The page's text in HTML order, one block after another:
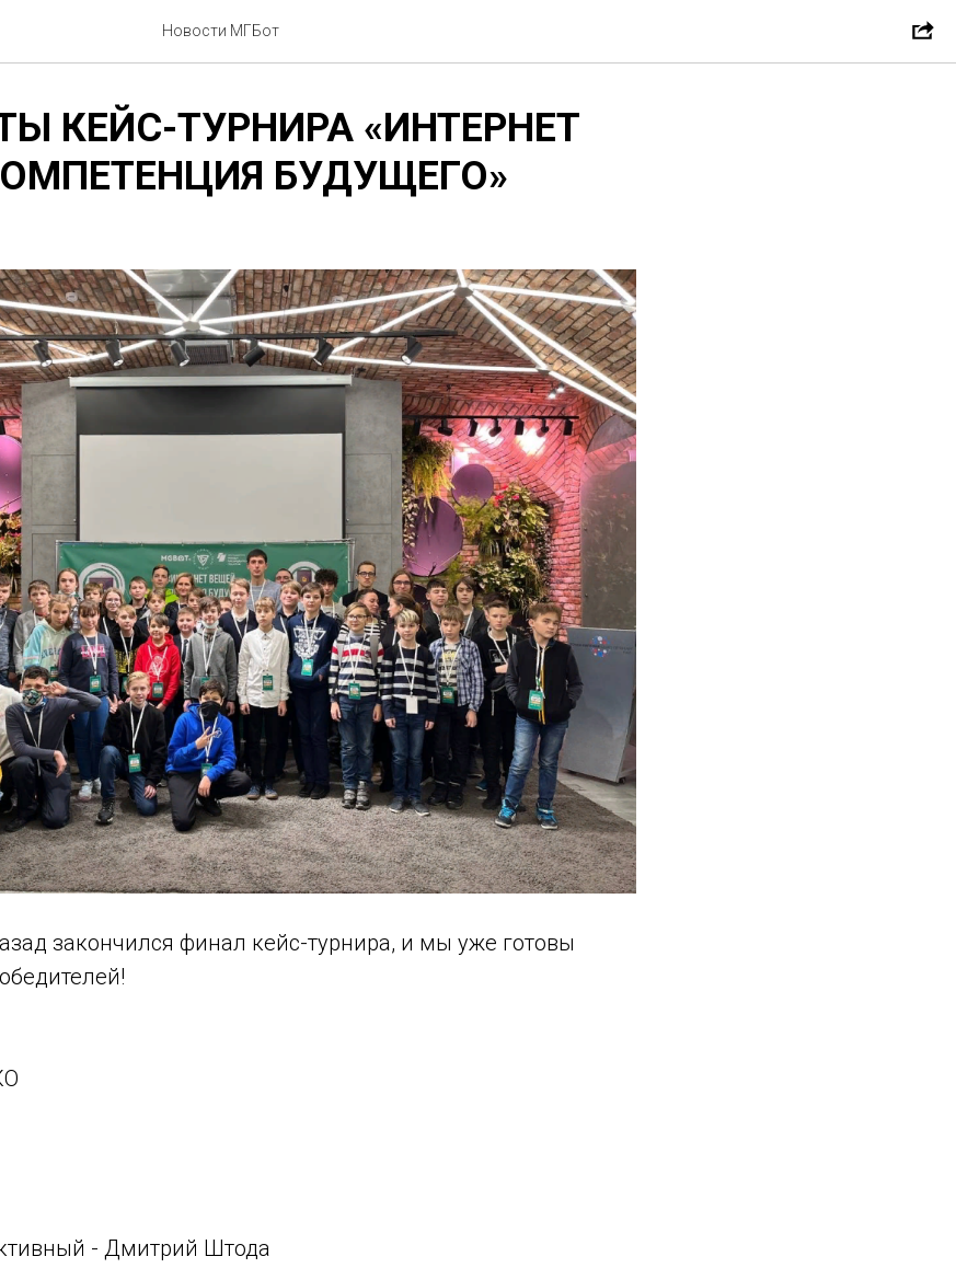
Новости МГБот
КЕЙС-ТУРНИРА «ИНТЕРНЕТ
БУДУЩЕГО»
закончился финал кейс-турнира, и мы уже готовы
- Дмитрий Штода